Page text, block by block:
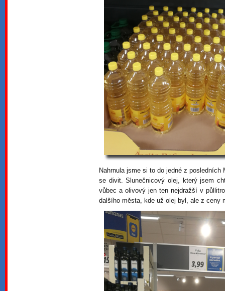
Nahrnula jsme si to do jedné z
se divit. Slunečnicový olej, který jsem
vůbec a olivový jen ten nejdražší v
dalšího města, kde už olej byl, ale z ceny